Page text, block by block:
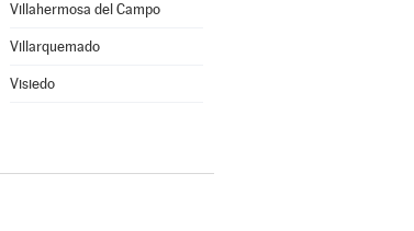
Villahermosa del Campo
Villarquemado
Visiedo